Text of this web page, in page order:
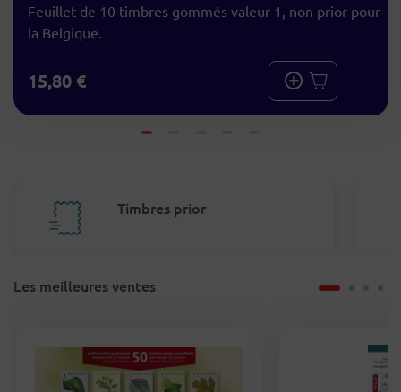
Feuillet de 10 timbres gommés valeur 1, non prior pour
la Belgique.
15,80 €
Timbres prior
Les meilleures ventes